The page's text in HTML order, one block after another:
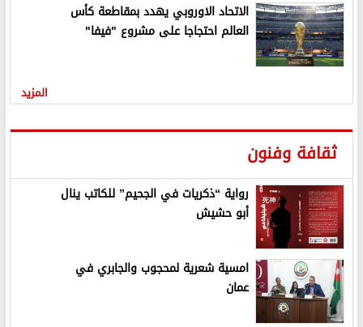
الاتحاد الاوروبي يهدد بمقاطعة كأس
العالم احتجاجا على مشروع "فيفا"
المزيد
ثقافة وفنون
رواية “ذكريات في الجحيم” للكاتب ينال
أبو حشيش
امسية شعرية لمحجوب والجابري في
عمان